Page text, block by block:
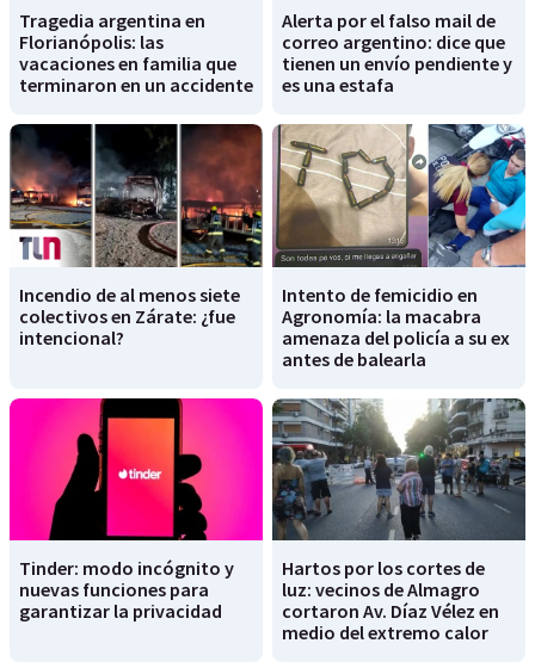
Tragedia argentina en
Florianópolis: las
vacaciones en familia que
terminaron en un accidente
Alerta por el falso mail de
correo argentino: dice que
tienen un envío pendiente y
es una estafa
Incendio de al menos siete
colectivos en Zárate: ¿fue
intencional?
Intento de femicidio en
Agronomía: la macabra
amenaza del policía a su ex
antes de balearla
Tinder: modo incógnito y
nuevas funciones para
garantizar la privacidad
Hartos por los cortes de
luz: vecinos de Almagro
cortaron Av. Díaz Vélez en
medio del extremo calor